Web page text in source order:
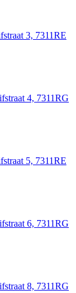
3, 7311RE
4, 7311RG
5, 7311RE
6, 7311RG
8, 7311RG